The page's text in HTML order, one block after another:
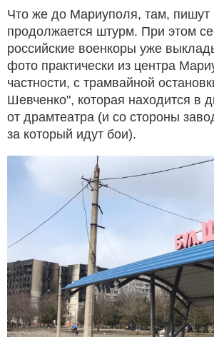
Что же до Мариуполя, там, пишут
продолжается штурм. При этом
российские военкоры уже
фото практически из центра
частности, с трамвайной
Шевченко", которая находится в
от драмтеатра (и со стороны
за который идут бои).